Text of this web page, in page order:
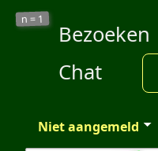
n = 1
Bezoeken
Chat
Niet aangemeld